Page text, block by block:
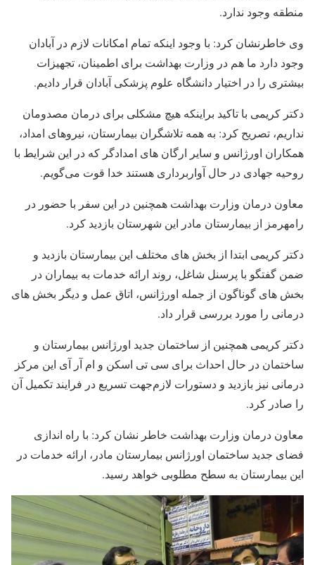
منطقه وجود ندارد.
وی خاطرنشان کرد: با وجود اینکه تمام امکانات لازم در آبادان
وجود دارد ما هم در وزارت بهداشت برای اطمینان، تجهیزات
بیشتری را در اختیار دانشگاه علوم پزشکی آبادان قرار دادیم.
دکتر کریمی با تاکید براینکه هیچ مشکلی برای درمان مصدومان
نداریم، تصریح کرد: به همه تلاشگران بیمارستان، نیروهای امداد،
همکاران اورژانس و سایر ارگان های امدادگر که در این شرایط با
روحیه جهادی در حال آواربرداری هستند خدا قوت می‌گویم.
معاون درمان وزارت بهداشت همچنین در این سفر با حضور در
رامهرمز از بیمارستان مادر این شهرستان بازدید کرد.
دکتر کریمی ابتدا از بخش های مختلف این بیمارستان بازدید و
ضمن گفتگو با پرسنل شاغل، روند ارائه خدمات به بیماران در
بخش های گوناگون از جمله اورژانس، اتاق عمل و دیگر بخش های
درمانی را مورد بررسی قرار داد.
دکتر کریمی همچنین از ساختمان جدید اورژانس بیمارستان و
ساختمان در حال احداث برای سی تی اسکن و ام آر آی این مرکز
درمانی نیز بازدید و دستورات لازم‌جهت تسریع در فرایند تکمیل آن
را صادر کرد.
معاون درمان وزارت بهداشت خاطر نشان کرد: با راه اندازی
فضای جدید ساختمان اورژانس بیمارستان مادر، ارائه خدمات در
این بیمارستان به سطح مطلوبی خواهد رسید.